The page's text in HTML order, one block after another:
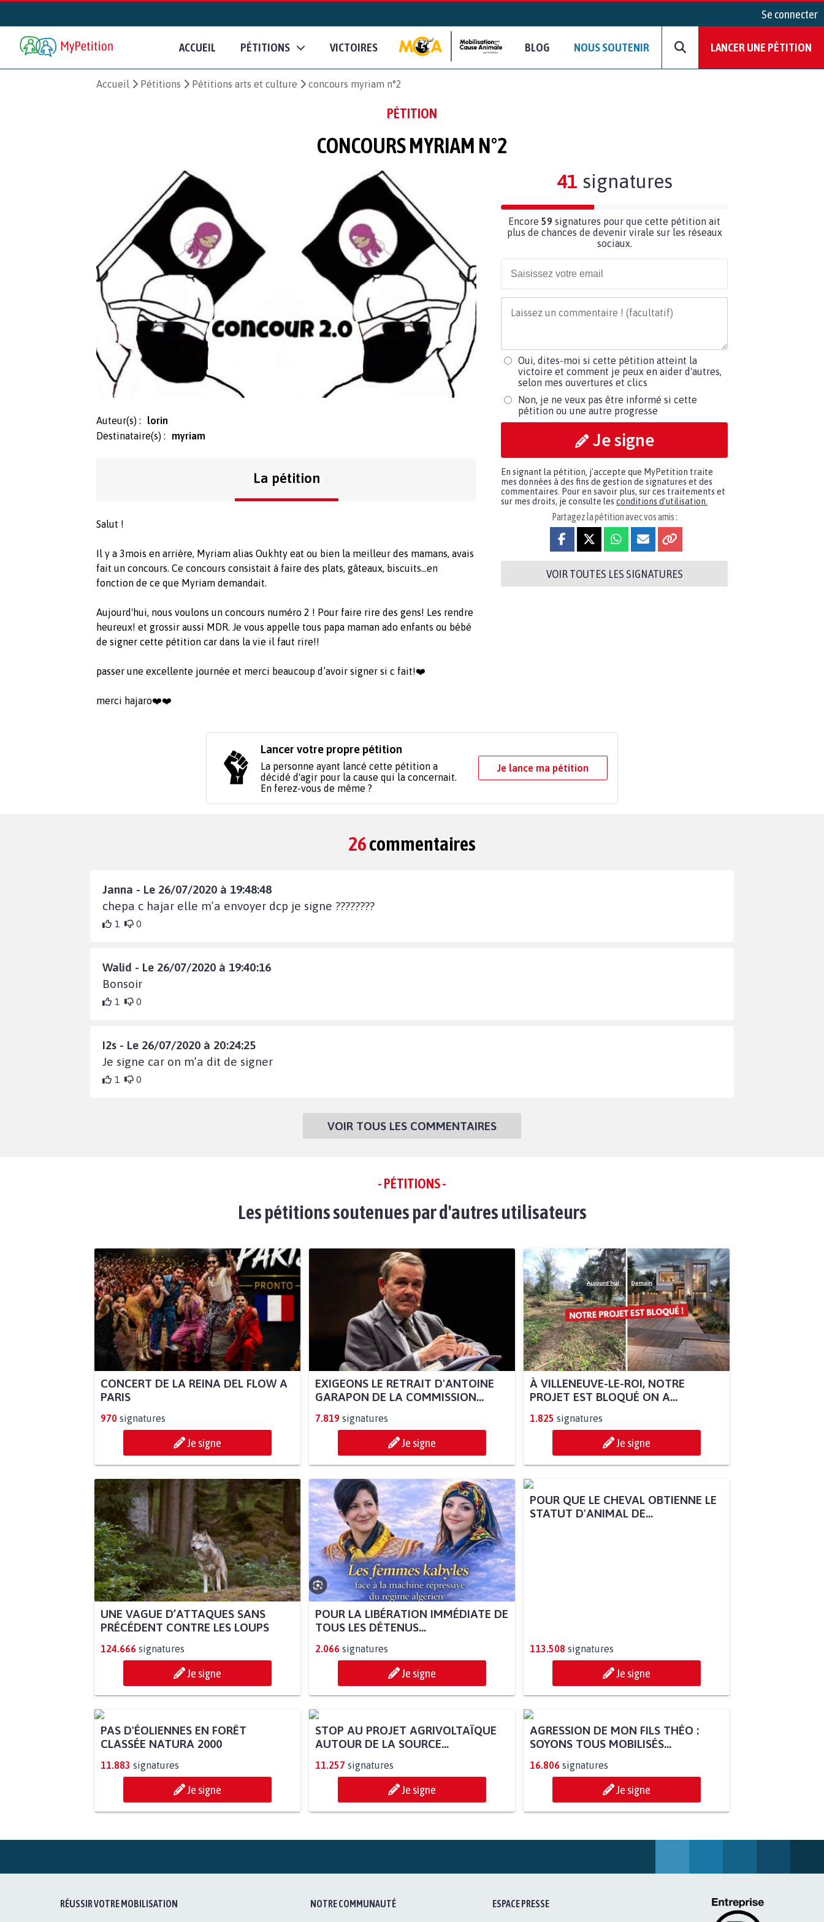
Se connecter
ACCUEIL PÉTITIONS VICTOIRES BLOG NOUS SOUTENIR LANCER UNE PÉTITION
Accueil Pétitions Pétitions arts et culture concours myriam n°2
PÉTITION
CONCOURS MYRIAM N°2
Auteur(s) :
lorin
Destinataire(s) :
myriam
La pétition
Salut !
Il y a 3mois en arrière, Myriam alias Oukhty eat ou bien la meilleur des mamans, avais
fait un concours. Ce concours consistait à faire des plats, gâteaux, biscuits...en
fonction de ce que Myriam demandait.
Aujourd'hui, nous voulons un concours numéro 2 ! Pour faire rire des gens! Les rendre
heureux! et grossir aussi MDR. Je vous appelle tous papa maman ado enfants ou bébé
de signer cette pétition car dans la vie il faut rire!!
passer une excellente journée et merci beaucoup d’avoir signer si c fait!❤️
merci hajaro❤️❤️
41 signatures
Encore 59 signatures pour que cette pétition ait
plus de chances de devenir virale sur les réseaux
sociaux.
Oui, dites-moi si cette pétition atteint la
victoire et comment je peux en aider d'autres,
selon mes ouvertures et clics
Non, je ne veux pas être informé si cette
pétition ou une autre progresse
Je signe
En signant la pétition, j'accepte que MyPetition traite
mes données à des fins de gestion de signatures et des
commentaires. Pour en savoir plus, sur ces traitements et
sur mes droits, je consulte les conditions d'utilisation.
Partagez la pétition avec vos amis :
VOIR TOUTES LES SIGNATURES
Lancer votre propre pétition
La personne ayant lancé cette pétition a
décidé d'agir pour la cause qui la concernait.
En ferez-vous de même ?
Je lance ma pétition
26commentaires
Janna - Le 26/07/2020 à 19:48:48
chepa c hajar elle m’a envoyer dcp je signe ????????
1 0
Walid - Le 26/07/2020 à 19:40:16
Bonsoir
1 0
I2s - Le 26/07/2020 à 20:24:25
Je signe car on m’a dit de signer
1 0
VOIR TOUS LES COMMENTAIRES
- PÉTITIONS -
Les pétitions soutenues par d'autres utilisateurs
CONCERT DE LA REINA DEL FLOW A
PARIS
970 signatures
Je signe
EXIGEONS LE RETRAIT D'ANTOINE
GARAPON DE LA COMMISSION...
7.819 signatures
Je signe
À VILLENEUVE-LE-ROI, NOTRE
PROJET EST BLOQUÉ ON A...
1.825 signatures
Je signe
UNE VAGUE D’ATTAQUES SANS
PRÉCÉDENT CONTRE LES LOUPS
124.666 signatures
Je signe
POUR LA LIBÉRATION IMMÉDIATE DE
TOUS LES DÉTENUS...
2.066 signatures
Je signe
113.508 signatures
Je signe
PAS D'ÉOLIENNES EN FORÊT
STOP AU PROJET AGRIVOLTAÏQUE
AGRESSION DE MON FILS THÉO :
SOYONS TOUS MOBILISÉS...